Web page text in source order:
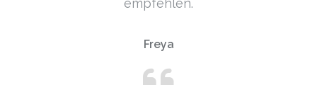
empfehlen.
Freya